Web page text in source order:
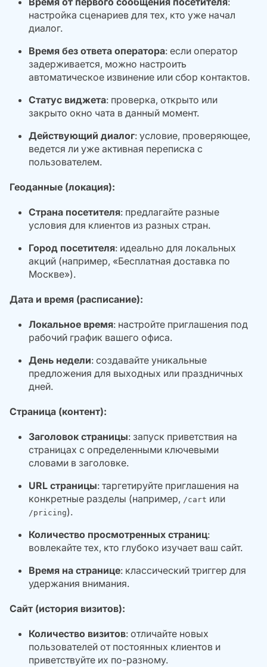
настройка сценариев для тех, кто уже начал
диалог.
Время без ответа оператора: если оператор
задерживается, можно настроить
автоматическое извинение или сбор контактов.
Статус виджета: проверка, открыто или
закрыто окно чата в данный момент.
Действующий диалог: условие, проверяющее,
ведется ли уже активная переписка с
пользователем.
Геоданные (локация):
Страна посетителя: предлагайте разные
условия для клиентов из разных стран.
Город посетителя: идеально для локальных
акций (например, «Бесплатная доставка по
Москве»).
Дата и время (расписание):
Локальное время: настройте приглашения под
рабочий график вашего офиса.
День недели: создавайте уникальные
предложения для выходных или праздничных
дней.
Страница (контент):
Заголовок страницы: запуск приветствия на
страницах с определенными ключевыми
словами в заголовке.
URL страницы: таргетируйте приглашения на
конкретные разделы (например, /cart или
/pricing).
Количество просмотренных страниц:
вовлекайте тех, кто глубоко изучает ваш сайт.
Время на странице: классический триггер для
удержания внимания.
Сайт (история визитов):
Количество визитов: отличайте новых
пользователей от постоянных клиентов и
приветствуйте их по-разному.